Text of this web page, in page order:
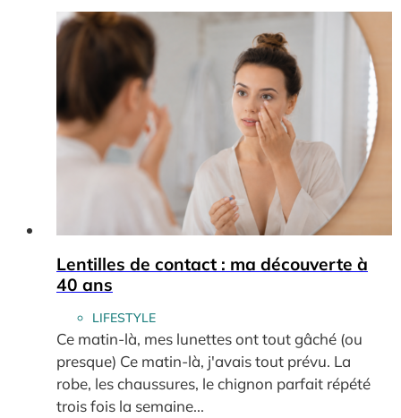
Lentilles de contact : ma découverte à
40 ans
LIFESTYLE
Ce matin-là, mes lunettes ont tout gâché (ou
presque) Ce matin-là, j'avais tout prévu. La
robe, les chaussures, le chignon parfait répété
trois fois la semaine...